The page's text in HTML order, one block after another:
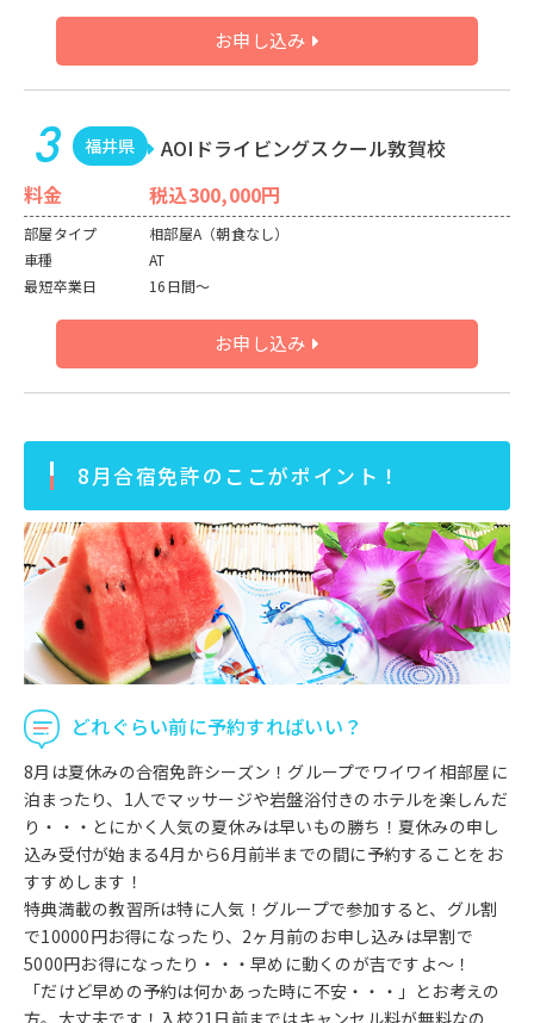
お申し込み
福井県
AOIドライビングスクール敦賀校
料金
税込300,000円
部屋タイプ
相部屋A（朝食なし）
車種
AT
最短卒業日
16日間～
お申し込み
8月合宿免許のここがポイント！
どれぐらい前に予約すればいい？
8月は夏休みの合宿免許シーズン！グループでワイワイ相部屋に
泊まったり、1人でマッサージや岩盤浴付きのホテルを楽しんだ
り・・・とにかく人気の夏休みは早いもの勝ち！夏休みの申し
込み受付が始まる4月から6月前半までの間に予約することをお
すすめします！
特典満載の教習所は特に人気！グループで参加すると、グル割
で10000円お得になったり、2ヶ月前のお申し込みは早割で
5000円お得になったり・・・早めに動くのが吉ですよ〜！
「だけど早めの予約は何かあった時に不安・・・」とお考えの
方。大丈夫です！入校21日前まではキャンセル料が無料なの